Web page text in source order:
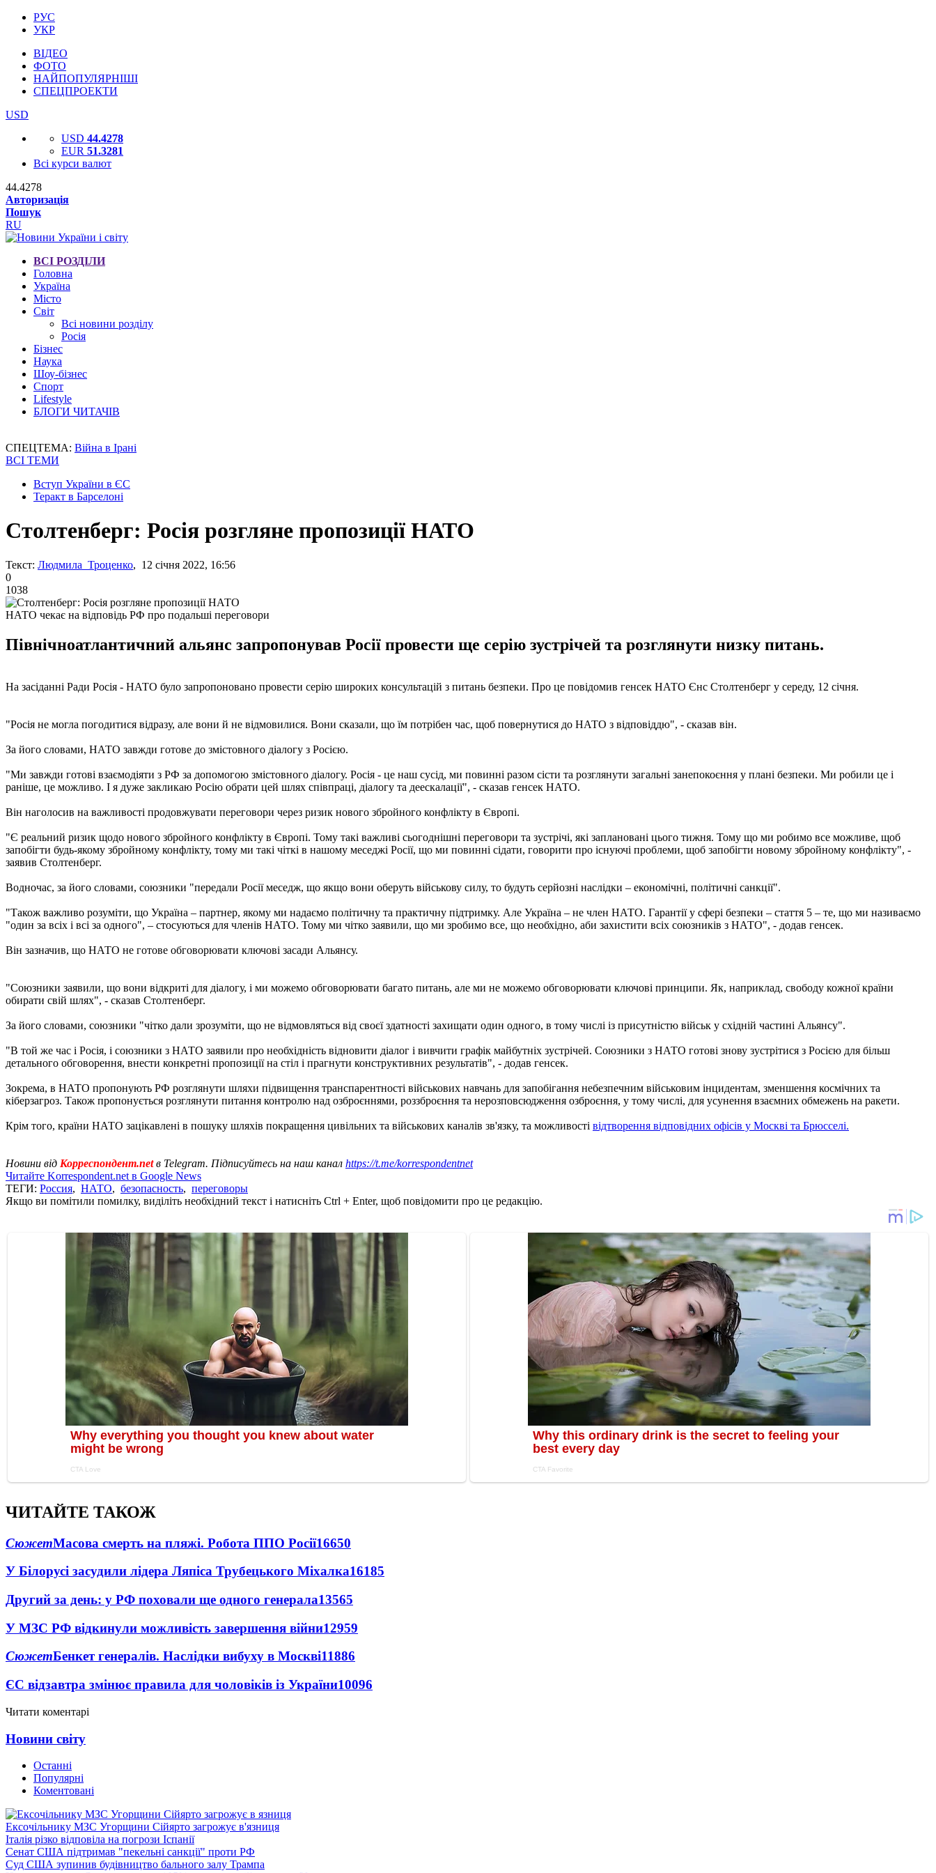
РУС
УКР
ВІДЕО
ФОТО
НАЙПОПУЛЯРНІШІ
СПЕЦПРОЕКТИ
USD
USD 44.4278
EUR 51.3281
Всі курси валют
44.4278
Авторизація
Пошук
RU
ВСІ РОЗДІЛИ
Головна
Україна
Місто
Світ
Всі новини розділу
Росія
Бізнес
Наука
Шоу-бізнес
Спорт
Lifestyle
БЛОГИ ЧИТАЧІВ
СПЕЦТЕМА: Війна в Ірані
ВСІ ТЕМИ
Вступ України в ЄС
Теракт в Барселоні
Столтенберг: Росія розгляне пропозиції НАТО
Текст: Людмила Троценко, 12 січня 2022, 16:56
0
1038
НАТО чекає на відповідь РФ про подальші переговори
Північноатлантичний альянс запропонував Росії провести ще серію зустрічей та розглянути низку питань.
На засіданні Ради Росія - НАТО було запропоновано провести серію широких консультацій з питань безпеки. Про це повідомив генсек НАТО Єнс Столтенберг у середу, 12 січня.
"Росія не могла погодитися відразу, але вони й не відмовилися. Вони сказали, що їм потрібен час, щоб повернутися до НАТО з відповіддю", - сказав він.
За його словами, НАТО завжди готове до змістовного діалогу з Росією.
"Ми завжди готові взаємодіяти з РФ за допомогою змістовного діалогу. Росія - це наш сусід, ми повинні разом сісти та розглянути загальні занепокоєння у плані безпеки. Ми робили це і
раніше, це можливо. І я дуже закликаю Росію обрати цей шлях співпраці, діалогу та деескалації", - сказав генсек НАТО.
Він наголосив на важливості продовжувати переговори через ризик нового збройного конфлікту в Європі.
"Є реальний ризик щодо нового збройного конфлікту в Європі. Тому такі важливі сьогоднішні переговори та зустрічі, які заплановані цього тижня. Тому що ми робимо все можливе, щоб
запобігти будь-якому збройному конфлікту, тому ми такі чіткі в нашому меседжі Росії, що ми повинні сідати, говорити про існуючі проблеми, щоб запобігти новому збройному конфлікту", -
заявив Столтенберг.
Водночас, за його словами, союзники "передали Росії меседж, що якщо вони оберуть військову силу, то будуть серйозні наслідки – економічні, політичні санкції".
"Також важливо розуміти, що Україна – партнер, якому ми надаємо політичну та практичну підтримку. Але Україна – не член НАТО. Гарантії у сфері безпеки – стаття 5 – те, що ми називаємо
"один за всіх і всі за одного", – стосуються для членів НАТО. Тому ми чітко заявили, що ми зробимо все, що необхідно, аби захистити всіх союзників з НАТО", - додав генсек.
Він зазначив, що НАТО не готове обговорювати ключові засади Альянсу.
"Союзники заявили, що вони відкриті для діалогу, і ми можемо обговорювати багато питань, але ми не можемо обговорювати ключові принципи. Як, наприклад, свободу кожної країни
обирати свій шлях", - сказав Столтенберг.
За його словами, союзники "чітко дали зрозуміти, що не відмовляться від своєї здатності захищати один одного, в тому числі із присутністю військ у східній частині Альянсу".
"В той же час і Росія, і союзники з НАТО заявили про необхідність відновити діалог і вивчити графік майбутніх зустрічей. Союзники з НАТО готові знову зустрітися з Росією для більш
детального обговорення, внести конкретні пропозиції на стіл і прагнути конструктивних результатів", - додав генсек.
Зокрема, в НАТО пропонують РФ розглянути шляхи підвищення транспарентності військових навчань для запобігання небезпечним військовим інцидентам, зменшення космічних та
кіберзагроз. Також пропонується розглянути питання контролю над озброєннями, роззброєння та нерозповсюдження озброєння, у тому числі, для усунення взаємних обмежень на ракети.
Крім того, країни НАТО зацікавлені в пошуку шляхів покращення цивільних та військових каналів зв'язку, та можливості відтворення відповідних офісів у Москві та Брюсселі.
Новини від Корреспондент.netв Telegram. Підписуйтесь на наш канал https://t.me/korrespondentnet
Читайте Korrespondent.net в Google News
ТЕГИ: Россия, НАТО, безопасность, переговоры
Якщо ви помітили помилку, виділіть необхідний текст і натисніть Ctrl + Enter, щоб повідомити про це редакцію.
ЧИТАЙТЕ ТАКОЖ
СюжетМасова смерть на пляжі. Робота ППО Росії16650
У Білорусі засудили лідера Ляпіса Трубецького Міхалка16185
Другий за день: у РФ поховали ще одного генерала13565
У МЗС РФ відкинули можливість завершення війни12959
СюжетБенкет генералів. Наслідки вибуху в Москві11886
ЄС відзавтра змінює правила для чоловіків із України10096
Читати коментарі
Новини світу
Останні
Популярні
Коментовані
Ексочільнику МЗС Угорщини Сійярто загрожує в'язниця
Італія різко відповіла на погрози Іспанії
Сенат США підтримав "пекельні санкції" проти РФ
Суд США зупинив будівництво бального залу Трампа